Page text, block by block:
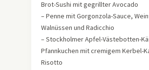
Brot-Sushi mit gegrillter Avocado
– Penne mit Gorgonzola-Sauce,
Walnüssen und Radicchio
– Stockholmer Apfel-Västebotten-
Pfannkuchen mit cremigem Kerbel-
Risotto